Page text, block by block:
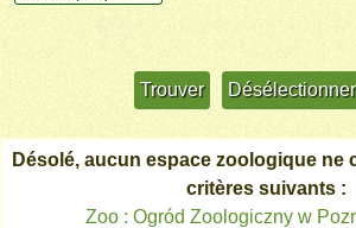
Désolé, aucun espace zoologique ne
critères suivants :
Zoo : Ogród Zoologiczny w